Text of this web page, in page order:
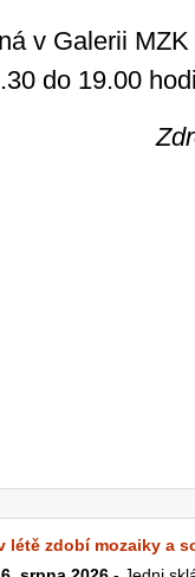
v Galerii
do 19.00
létě zdobí mozaiky a